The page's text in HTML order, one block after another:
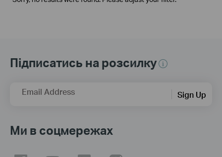
Підписатись на розсилку
Email Address Sign Up
Ми в соцмережах